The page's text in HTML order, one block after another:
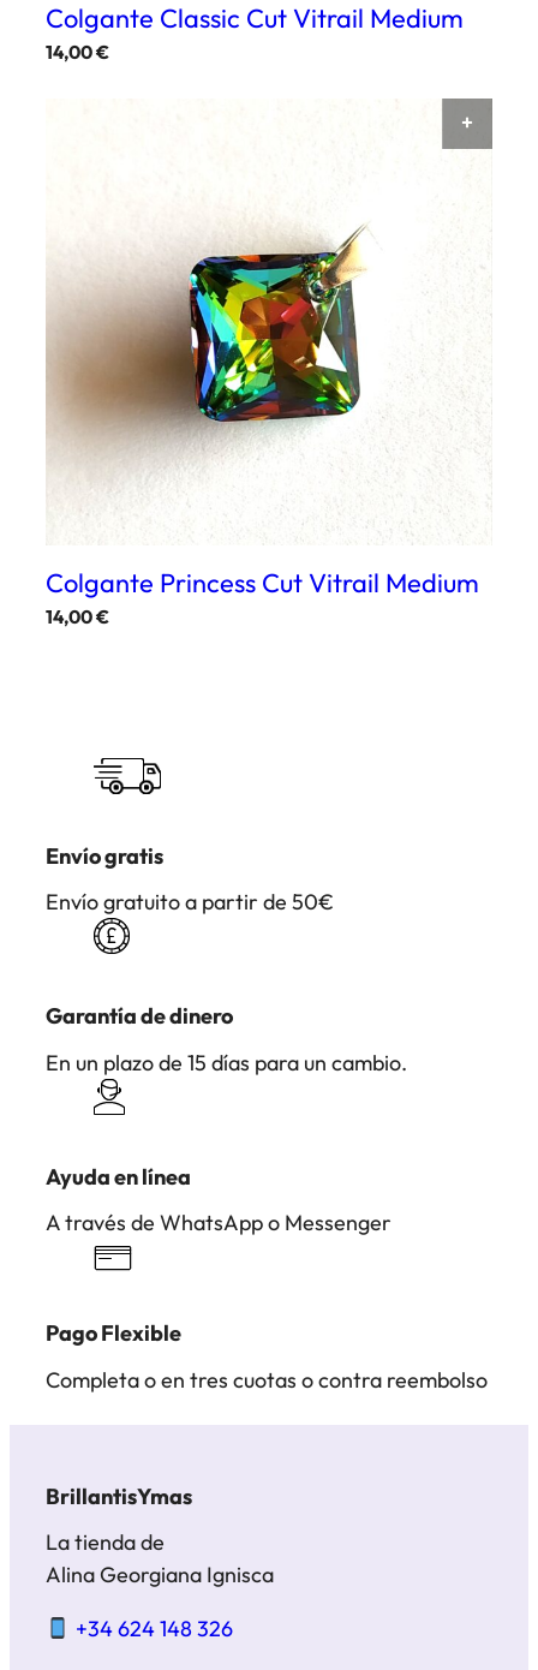
Colgante Classic Cut Vitrail Medium
14,00€
Colgante Princess Cut Vitrail Medium
14,00€
Envío gratis
Envío gratuito a partir de 50€
Garantía de dinero
En un plazo de 15 días para un cambio.
Ayuda en línea
A través de WhatsApp o Messenger
Pago Flexible
Completa o en tres cuotas o contra reembolso
BrillantisYmas
La tienda de
Alina Georgiana Ignisca
+34 624 148 326